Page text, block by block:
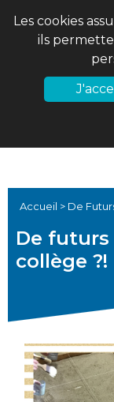
Les cookies
ils
02 97 56 61 18
Accueil > De
De futurs
collège ?!